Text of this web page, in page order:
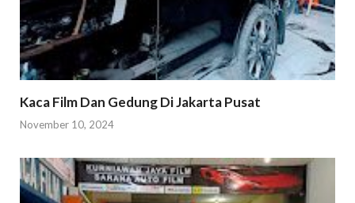
Kaca Film Dan Gedung Di Jakarta Pusat
November 10, 2024